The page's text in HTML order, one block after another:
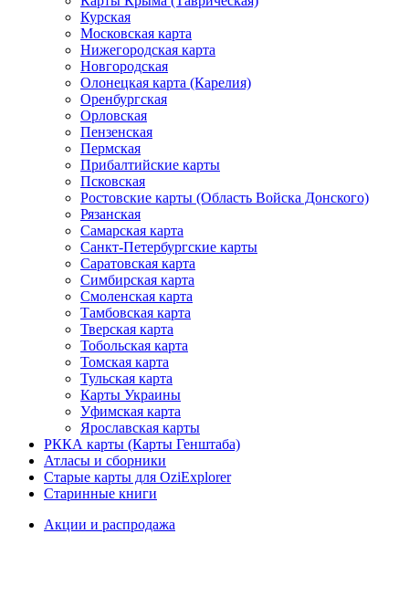
Курская
Московская карта
Нижегородская карта
Новгородская
Олонецкая карта (Карелия)
Оренбургская
Орловская
Пензенская
Пермская
Прибалтийские карты
Псковская
Ростовские карты (Область Войска Донского)
Рязанская
Самарская карта
Санкт-Петербургские карты
Саратовская карта
Симбирская карта
Смоленская карта
Тамбовская карта
Тверская карта
Тобольская карта
Томская карта
Тульская карта
Карты Украины
Уфимская карта
Ярославская карты
РККА карты (Карты Генштаба)
Атласы и сборники
Старые карты для OziExplorer
Старинные книги
Акции и распродажа